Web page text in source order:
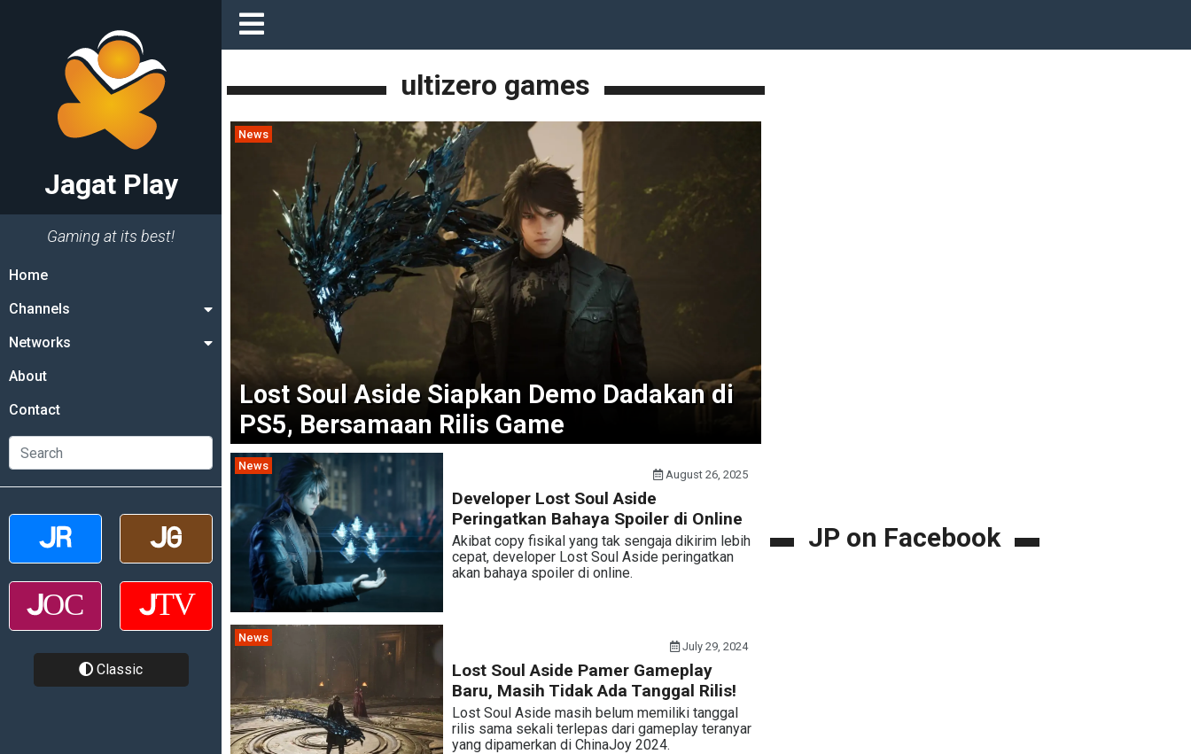
Jagat Play
Gaming at its best!
Home
Channels
Networks
About
Contact
Classic
ultizero games
News
Lost Soul Aside Siapkan Demo Dadakan di
PS5, Bersamaan Rilis Game
News
August 26, 2025
Developer Lost Soul Aside
Peringatkan Bahaya Spoiler di Online
Akibat copy fisikal yang tak sengaja dikirim lebih
cepat, developer Lost Soul Aside peringatkan
akan bahaya spoiler di online.
News
July 29, 2024
Lost Soul Aside Pamer Gameplay
Baru, Masih Tidak Ada Tanggal Rilis!
Lost Soul Aside masih belum memiliki tanggal
rilis sama sekali terlepas dari gameplay teranyar
yang dipamerkan di ChinaJoy 2024.
JP on Facebook